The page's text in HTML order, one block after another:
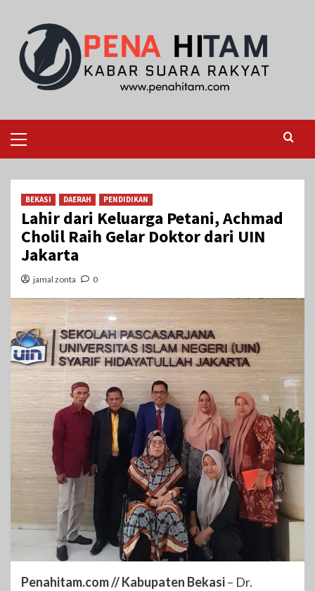
content
Menu
BEKASI DAERAH PENDIDIKAN
Lahir dari Keluarga Petani, Achmad
Cholil Raih Gelar Doktor dari UIN
Jakarta
jamal zonta 0
Penahitam.com // Kabupaten Bekasi– Dr.